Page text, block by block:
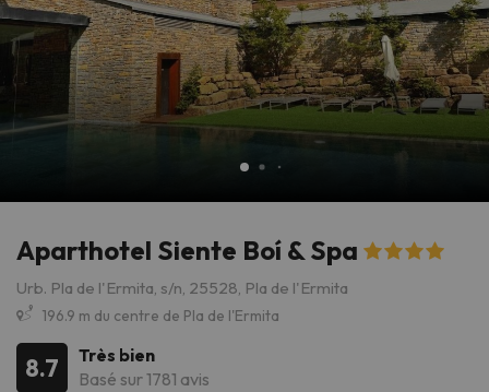
Aparthotel Siente Boí & Spa
Urb. Pla de l'Ermita, s/n, 25528, Pla de l'Ermita
196.9 m du centre de Pla de l'Ermita
8.7
Très bien
Basé sur 1781 avis